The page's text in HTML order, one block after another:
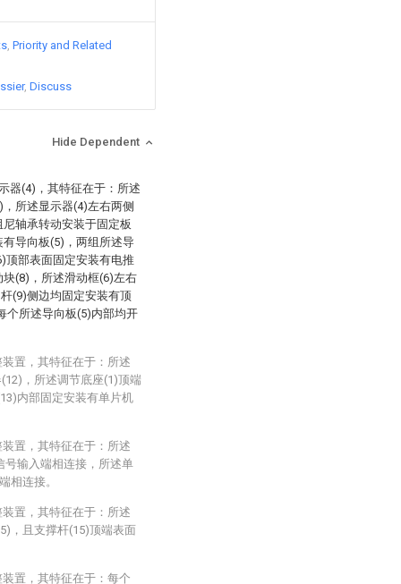
Priority and Related
Discuss
Hide Dependent
器(4)，其特征在于：所述
所述显示器(4)左右两侧
轴承转动安装于固定板
导向板(5)，两组所述导
顶部表面固定安装有电推
(8)，所述滑动框(6)左右
(9)侧边均固定安装有顶
个所述导向板(5)内部均开
置，其特征在于：所述
，所述调节底座(1)顶端
内部固定安装有单片机
置，其特征在于：所述
号输入端相连接，所述单
相连接。
置，其特征在于：所述
，且支撑杆(15)顶端表面
置，其特征在于：每个